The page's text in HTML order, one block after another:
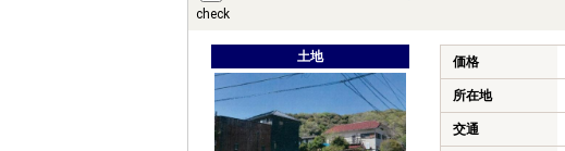
check
土地 価格
所在地
交通